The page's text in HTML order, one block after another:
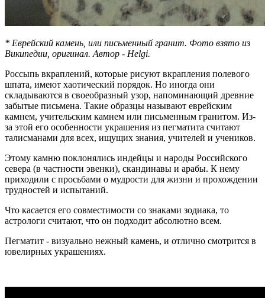
* Еврейский камень, или письменный гранит. Фото взято из
Википедии, оригинал. Автор - Helgi.
Россыпь вкраплений, которые рисуют вкрапления полевого
шпата, имеют хаотический порядок. Но иногда они
складываются в своеобразный узор, напоминающий древние
забытые письмена. Такие образцы называют еврейским
камнем, учительским камнем или письменным гранитом. Из-
за этой его особенности украшения из пегматита считают
талисманами для всех, ищущих знания, учителей и учеников.
Этому камню поклонялись индейцы и народы Российского
севера (в частности эвенки), скандинавы и арабы. К нему
приходили с просьбами о мудрости для жизни и прохождении
трудностей и испытаний.
Что касается его совместимости со знаками зодиака, то
астрологи считают, что он подходит абсолютно всем.
Пегматит - визуально нежный камень, и отлично смотрится в
ювелирных украшениях.